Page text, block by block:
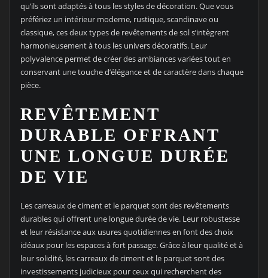
qu’ils sont adaptés à tous les styles de décoration. Que vous
préfériez un intérieur moderne, rustique, scandinave ou
classique, ces deux types de revêtements de sol s’intègrent
harmonieusement à tous les univers décoratifs. Leur
polyvalence permet de créer des ambiances variées tout en
conservant une touche d’élégance et de caractère dans chaque
pièce.
REVÊTEMENT
DURABLE OFFRANT
UNE LONGUE DURÉE
DE VIE
Les carreaux de ciment et le parquet sont des revêtements
durables qui offrent une longue durée de vie. Leur robustesse
et leur résistance aux usures quotidiennes en font des choix
idéaux pour les espaces à fort passage. Grâce à leur qualité et à
leur solidité, les carreaux de ciment et le parquet sont des
investissements judicieux pour ceux qui recherchent des